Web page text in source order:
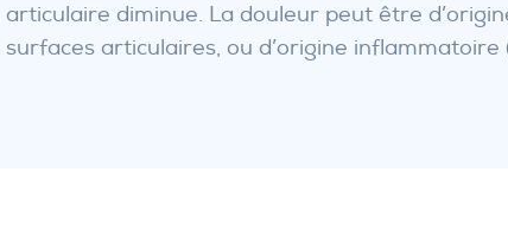
articulaire diminue. La douleur peut être
surfaces articulaires, ou d’origine inflammatoire